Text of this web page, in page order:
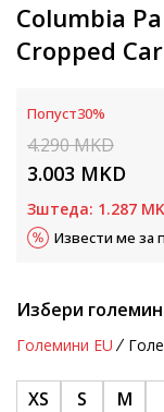
Columbia
Cropped
Попуст30%
4.290MKD
3.003 MKD
Зштеда: 1.287
Извести ме за
Избери
Големини EU
XS S M